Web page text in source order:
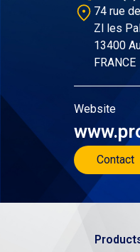
74 rue
Zl les
13400
FRANCE
Website
Contact